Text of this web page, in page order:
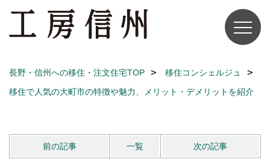
長野・信州への移住・注文住宅TOP
移住コンシェルジュ
移住で人気の大町市の特徴や魅力、メリット・デメリットを紹介
前の記事 一覧 次の記事